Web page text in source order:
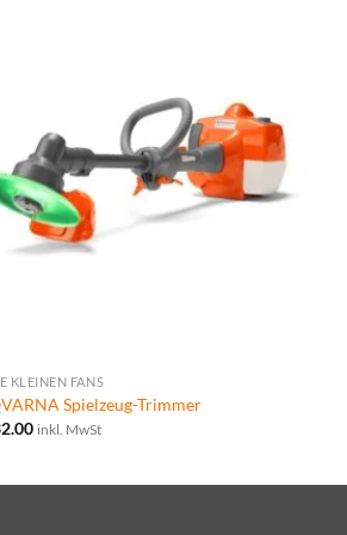
KLEINEN FANS
Spielzeug-Trimmer
inkl. MwSt